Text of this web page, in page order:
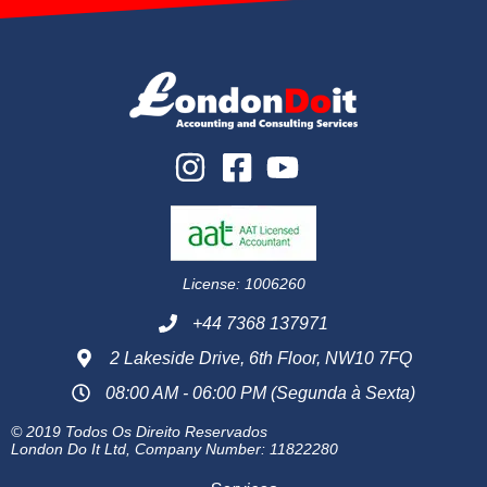
License: 1006260
+44 7368 137971
2 Lakeside Drive, 6th Floor, NW10 7FQ
08:00 AM - 06:00 PM (Segunda à Sexta)
© 2019 Todos Os Direito Reservados
London Do It Ltd, Company Number: 11822280